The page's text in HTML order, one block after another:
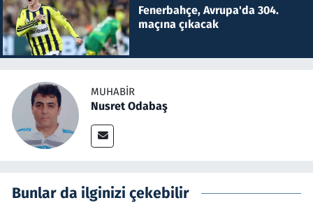
Fenerbahçe, Avrupa'da 304.
maçına çıkacak
MUHABIR
Nusret Odabaş
Bunlar da ilginizi çekebilir